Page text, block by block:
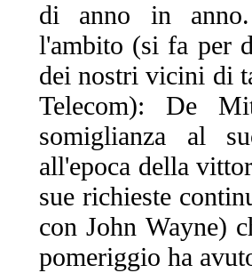
di anno in
l'ambito (si fa per
dei nostri vicini di
Telecom): De
somiglianza al
all'epoca della
sue richieste
con John Wayne)
pomeriggio ha